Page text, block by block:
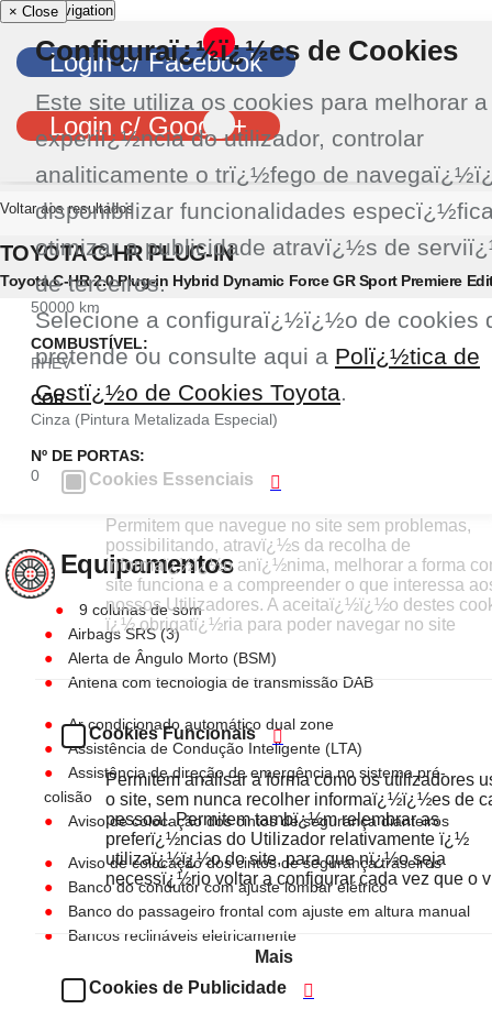
Toggle navigation
Login c/ Facebook
Login c/ Google+
Voltar aos resultados
TOYOTA C-HR PLUG-IN
Toyota C-HR 2.0 Plug-in Hybrid Dynamic Force GR Sport Premiere
Ações disponíveis para o carro
Favorito
Comparador
2024/04
QUILÓMETROS:
50000 km
COMBUSTÍVEL:
PHEV
COR:
Cinza (Pintura Metalizada Especial)
Nº DE PORTAS:
0
Equipamentos
9 colunas de som
Airbags SRS (3)
Alerta de Ângulo Morto (BSM)
Antena com tecnologia de transmissão DAB
Ar condicionado automático dual zone
Assistência de Condução Inteligente (LTA)
Assistência de direção de emergência no sistema pré-
colisão
Aviso de colocação dos cintos de segurança dianteiros
Aviso de colocação dos cintos de segurança traseiros
Banco do condutor com ajuste lombar elétrico
Banco do passageiro frontal com ajuste em altura manual
Bancos reclináveis eletricamente
Mais
× Close
Configuraï¿½ï¿½es de Cookies
Este site utiliza os cookies para melhorar a
experiï¿½ncia do utilizador, controlar
analiticamente o trï¿½fego de
disponibilizar funcionalidades
otimizar a publicidade atravï¿½s de
de terceiros.
Selecione a configuraï¿½ï¿½o de cookies
pretende ou consulte aqui a Polï¿½tica de
Gestï¿½o de Cookies Toyota.
Cookies Essenciais
Permitem que navegue no site sem problemas,
possibilitando, atravï¿½s da recolha de
informaï¿½ï¿½o anï¿½nima, melhorar a forma
site funciona e a compreender o que interessa
nossos Utilizadores. A aceitaï¿½ï¿½o destes
ï¿½ obrigatï¿½ria para poder navegar no site
Cookies Funcionais
Permitem analisar a forma como os utilizadores
o site, sem nunca recolher informaï¿½ï¿½es de
pessoal. Permitem tambï¿½m relembrar as
preferï¿½ncias do Utilizador relativamente ï¿½
utilizaï¿½ï¿½o do site, para que nï¿½o seja
necessï¿½rio voltar a configurar cada vez que o
Cookies de Publicidade